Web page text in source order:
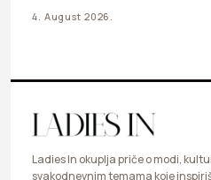
4. August 2026.
Ladies In okuplja priče o modi,
svakodnevnim temama koje